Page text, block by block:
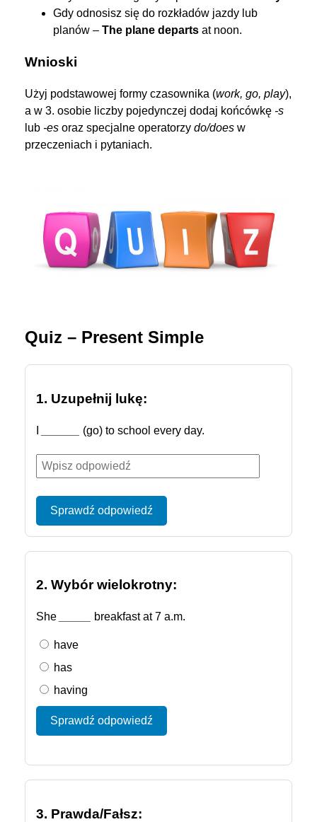
Gdy odnosisz się do rozkładów jazdy lub
planów – The plane departs at noon.
Wnioski
Użyj podstawowej formy czasownika (work, go, play),
a w 3. osobie liczby pojedynczej dodaj końcówkę -s
lub -es oraz specjalne operatorzy do/does w
przeczeniach i pytaniach.
Quiz – Present Simple
1. Uzupełnij lukę:
(go) to school every day.
Sprawdź odpowiedź
2. Wybór wielokrotny:
She breakfast at 7 a.m.
have
has
having
Sprawdź odpowiedź
3. Prawda/Fałsz: